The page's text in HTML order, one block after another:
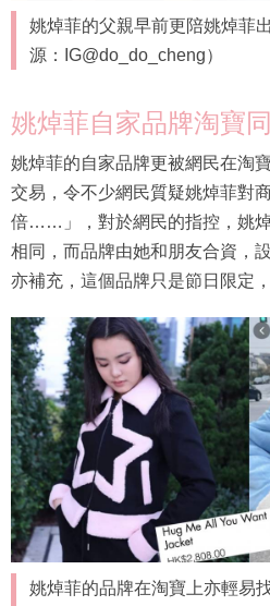
姚焯菲的父親早前更陪姚焯菲
源：IG@do_do_cheng）
姚焯菲自家品牌淘寶
姚焯菲的自家品牌更被網民在淘
交易，令不少網民質疑姚焯菲對
倍……」，對於網民的指控，姚
相同，而品牌由她和朋友合資，
亦補充，這個品牌只是節日限定
姚焯菲的品牌在淘寶上亦輕易